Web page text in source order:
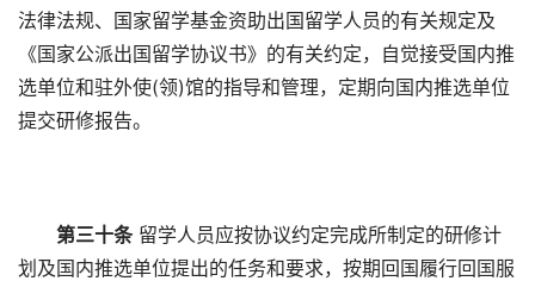
法律法规、国家留学基金资助出国留学人员的有关规定及
《国家公派出国留学协议书》的有关约定，自觉接受国内推
选单位和驻外使(领)馆的指导和管理，定期向国内推选单位
提交研修报告。
第三十条留学人员应按协议约定完成所制定的研修计
划及国内推选单位提出的任务和要求，按期回国履行回国服